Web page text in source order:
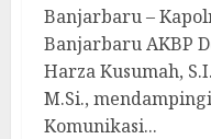
Banjarbaru –
Banjarbaru AKBP
Harza Kusumah,
M.Si.,
Komunikasi...